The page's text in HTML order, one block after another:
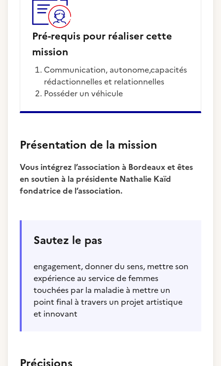
Pré-requis pour réaliser cette
mission
Communication, autonome,capacités
rédactionnelles et relationnelles
Posséder un véhicule
Présentation de la mission
Vous intégrez l’association à Bordeaux et êtes
en soutien à la présidente Nathalie Kaïd
fondatrice de l’association.
Sautez le pas
engagement, donner du sens, mettre son
expérience au service de femmes
touchées par la maladie à mettre un
point final à travers un projet artistique
et innovant